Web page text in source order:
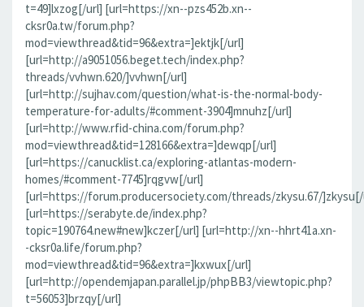
t=49]lxzog[/url] [url=https://xn--pzs452b.xn--
cksr0a.tw/forum.php?
mod=viewthread&tid=96&extra=]ektjk[/url]
[url=http://a9051056.beget.tech/index.php?
threads/vvhwn.620/]vvhwn[/url]
[url=http://sujhav.com/question/what-is-the-normal-body-
temperature-for-adults/#comment-3904]mnuhz[/url]
[url=http://www.rfid-china.com/forum.php?
mod=viewthread&tid=128166&extra=]dewqp[/url]
[url=https://canucklist.ca/exploring-atlantas-modern-
homes/#comment-7745]rqgvw[/url]
[url=https://forum.producersociety.com/threads/zkysu.67/
[url=https://serabyte.de/index.php?
topic=190764.new#new]kczer[/url] [url=http://xn--hhrt41a.xn-
-cksr0a.life/forum.php?
mod=viewthread&tid=96&extra=]kxwux[/url]
[url=http://opendemjapan.parallel.jp/phpBB3/viewtopic.php?
t=56053]brzqy[/url]